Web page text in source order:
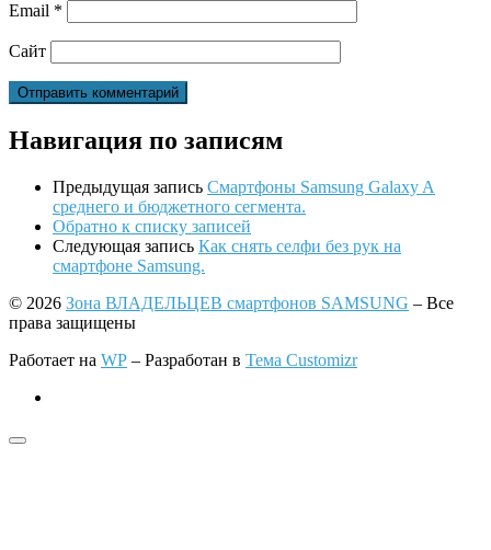
Email *
Сайт
Навигация по записям
Предыдущая запись Смартфоны Samsung Galaxy A
среднего и бюджетного сегмента.
Обратно к списку записей
Следующая запись Как снять селфи без рук на
смартфоне Samsung.
© 2026 Зона ВЛАДЕЛЬЦЕВ смартфонов SAMSUNG – Все
права защищены
Работает на WP – Разработан в Тема Customizr